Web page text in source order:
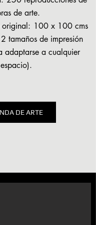
de arte.
original: 100 x 100 cms
tamaños de impresión
adaptarse a cualquier
espacio).
DE ARTE